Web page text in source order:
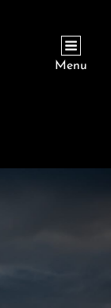
Menu